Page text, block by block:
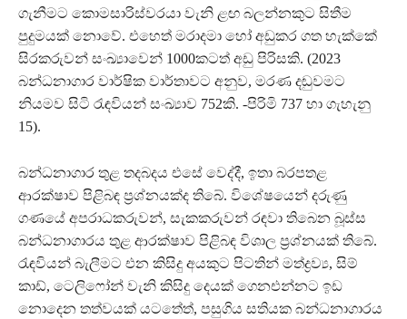
ගැනීමට කොමසාරිස්වරයා වැනි ළඟ බලන්නකුට සිතීම
පුදුමයක් නොවේ. එහෙත් මරාදමා හෝ අඩුකර ගත හැක්කේ
සිරකරුවන් සංඛ්‍යාවෙන් 1000කටත් අඩු පිරිසකි. (2023
බන්ධනාගාර වාර්ෂික වාර්තාවට අනුව, මරණ දඬුවමට
නියමව සිටි රැඳවියන් සංඛ්‍යාව 752කි. -පිරිමි 737 හා ගැහැනු
15).
බන්ධනාගාර තුළ තදබදය එසේ වෙද්දී, ඉතා බරපතළ
ආරක්ෂාව පිළිබඳ ප්‍රශ්නයක්ද තිබේ. විශේෂයෙන් දරුණු
ගණයේ අපරාධකරුවන්, සැකකරුවන් රඳවා තිබෙන බූස්ස
බන්ධනාගාරය තුළ ආරක්ෂාව පිළිබඳ විශාල ප්‍රශ්නයක් තිබේ.
රැඳවියන් බැලීමට එන කිසිදු අයකුට පිටතින් මත්ද්‍රව්‍ය, සිම්
කාඩ්, ටෙලිෆෝන් වැනි කිසිදු දෙයක් ගෙනඑන්නට ඉඩ
නොදෙන තත්වයක් යටතේත්, පසුගිය සතියක බන්ධනාගාරය